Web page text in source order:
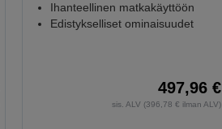
Ihanteellinen matkakäyttöön
Edistykselliset ominaisuudet
497,96 €
sis. ALV (396,78 € ilman ALV)